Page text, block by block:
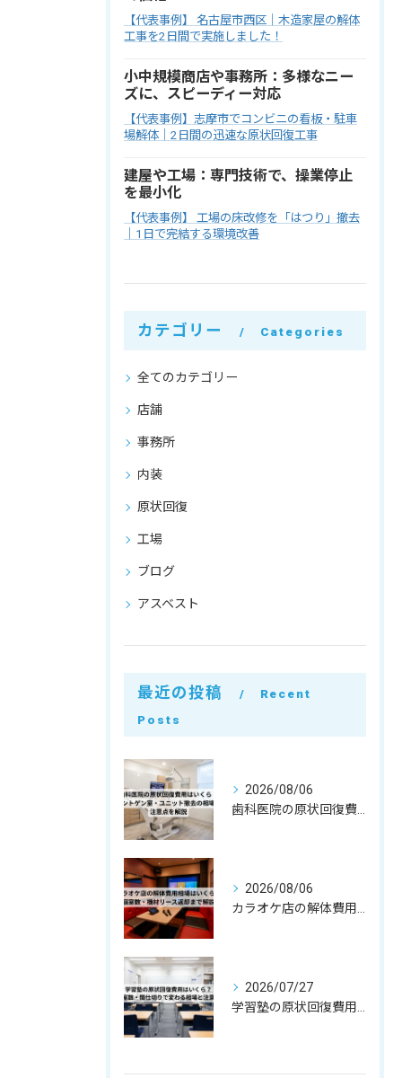
【代表事例】 名古屋市西区｜木造家屋の解体
工事を2日間で実施しました！
小中規模商店や事務所：多様なニー
ズに、スピーディー対応
【代表事例】志摩市でコンビニの看板・駐車
場解体｜2日間の迅速な原状回復工事
建屋や工場：専門技術で、操業停止
を最小化
【代表事例】 工場の床改修を「はつり」撤去
｜1日で完結する環境改善
カテゴリー Categories
全てのカテゴリー
店舗
事務所
内装
原状回復
工場
ブログ
アスベスト
最近の投稿
Recent
Posts
2026/08/06
2026/08/06
2026/07/27